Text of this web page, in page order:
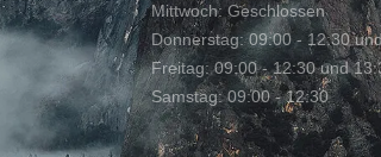
Mittwoch: Geschlossen
Donnerstag: 09:00 - 12:30
Freitag: 09:00 - 12:30 und
Samstag: 09:00 - 12:30